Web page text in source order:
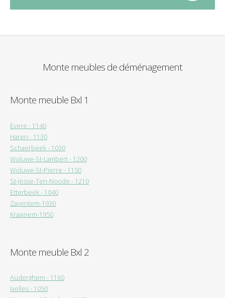
Monte meubles de déménagement
Monte meuble Bxl 1
Evere - 1140
Haren - 1130
Schaerbeek - 1030
Woluwe-St-Lambert - 1200
Woluwe-St-Pierre - 1150
St-Josse-Ten-Noode - 1210
Etterbeek - 1040
Zaventem-1930
Kraainem-1950
Monte meuble Bxl 2
Auderghem - 1160
Ixelles - 1050